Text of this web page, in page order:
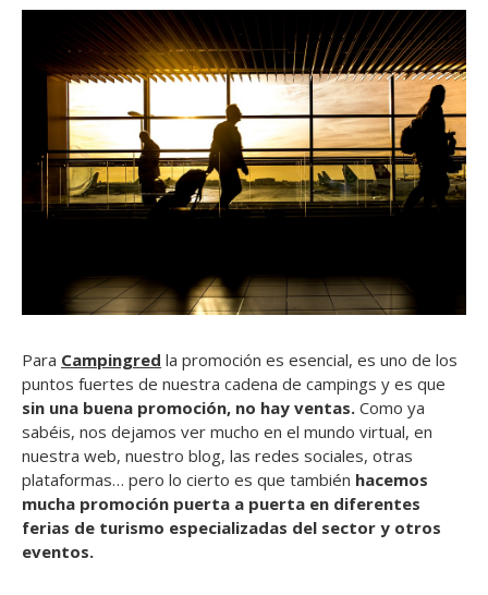
Para Campingred la promoción es esencial, es uno de los
puntos fuertes de nuestra cadena de campings y es que
sin una buena promoción, no hay ventas. Como ya
sabéis, nos dejamos ver mucho en el mundo virtual, en
nuestra web, nuestro blog, las redes sociales, otras
plataformas… pero lo cierto es que también hacemos
mucha promoción puerta a puerta en diferentes
ferias de turismo especializadas del sector y otros
eventos.